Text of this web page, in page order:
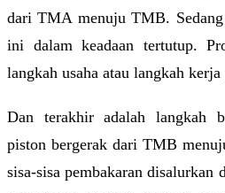
dari TMA menuju TMB. Sedang
ini dalam keadaan tertutup.
langkah usaha atau langkah
Dan terakhir adalah langkah
piston bergerak dari TMB
sisa-sisa pembakaran disalurkan